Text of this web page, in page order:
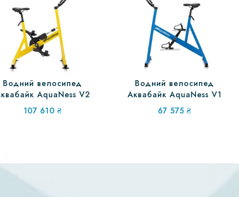
Водний велосипед
AquaNess V2
107 610 ₴
Водний велосипед
Аквабайк AquaNess V1
67 575₴